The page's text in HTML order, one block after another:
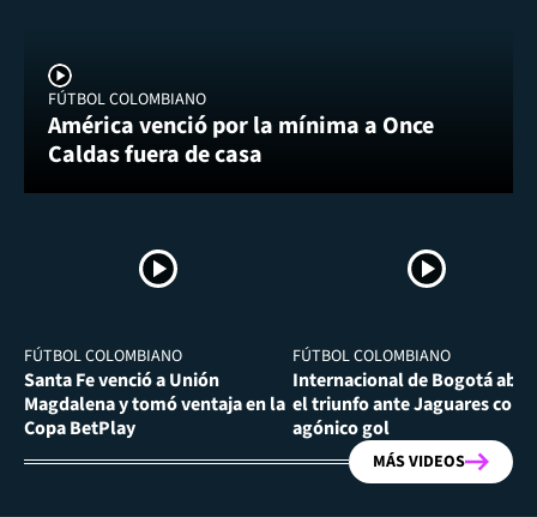
FÚTBOL COLOMBIANO
América venció por la mínima a Once
Caldas fuera de casa
FÚTBOL COLOMBIANO
Santa Fe venció a Unión
Magdalena y tomó ventaja en la
Copa BetPlay
FÚTBOL COLOMBIANO
Internacional de Bogotá
el triunfo ante Jaguares con
agónico gol
MÁS VIDEOS